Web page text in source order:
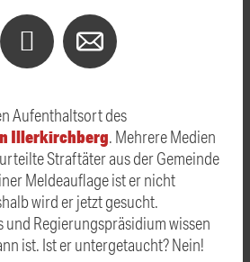
Aufenthaltsort des
Illerkirchberg. Mehrere Medien
Straftäter aus der Gemeinde
Meldeauflage ist er nicht
wird er jetzt gesucht.
und Regierungspräsidium wissen
ist. Ist er untergetaucht? Nein!